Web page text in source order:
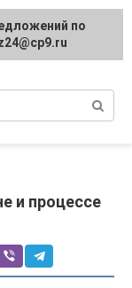
и процессе
по